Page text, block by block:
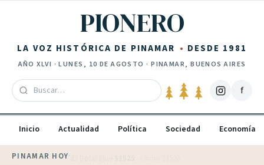
PIONERO
LA VOZ HISTÓRICA DE PINAMAR DESDE 1981
AÑOXLVI ·LUNES, 10 DE AGOSTO · PINAMAR, BUENOS AIRES
f
Inicio Actualidad Política Sociedad Economía
PINAMAR HOY·